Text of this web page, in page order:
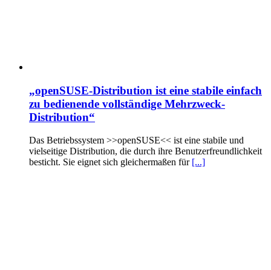
„openSUSE-Distribution ist eine stabile einfach
zu bedienende vollständige Mehrzweck-
Distribution“
Das Betriebssystem >>openSUSE<< ist eine stabile und
vielseitige Distribution, die durch ihre Benutzerfreundlichkeit
besticht. Sie eignet sich gleichermaßen für [...]